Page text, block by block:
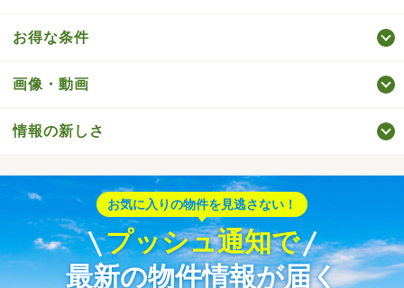
お得な条件
画像・動画
情報の新しさ
お気に入りの物件を見逃さない！
プッシュ通知で
最新の物件情報が届く